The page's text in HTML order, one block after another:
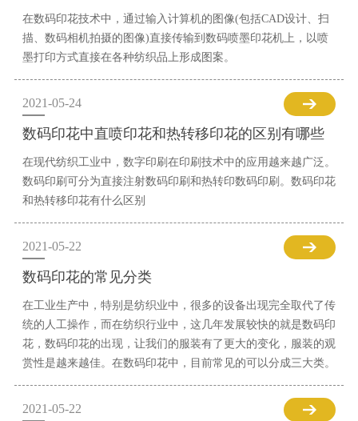
在数码印花技术中，通过输入计算机的图像(包括CAD设计、扫
描、数码相机拍摄的图像)直接传输到数码喷墨印花机上，以喷
墨打印方式直接在各种纺织品上形成图案。
2021-05-24
数码印花中直喷印花和热转移印花的区别有哪些
在现代纺织工业中，数字印刷在印刷技术中的应用越来越广泛。
数码印刷可分为直接注射数码印刷和热转印数码印刷。数码印花
和热转移印花有什么区别
2021-05-22
数码印花的常见分类
在工业生产中，特别是纺织业中，很多的设备出现完全取代了传
统的人工操作，而在纺织行业中，这几年发展较快的就是数码印
花，数码印花的出现，让我们的服装有了更大的变化，服装的观
赏性是越来越佳。在数码印花中，目前常见的可以分成三大类。
2021-05-22